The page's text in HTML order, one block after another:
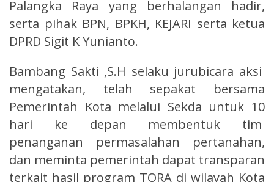
Palangka Raya yang berhalangan hadir,
serta pihak BPN, BPKH, KEJARI serta ketua
DPRD Sigit K Yunianto.
Bambang Sakti ,S.H selaku jurubicara aksi
mengatakan, telah sepakat bersama
Pemerintah Kota melalui Sekda untuk 10
hari ke depan membentuk tim
penanganan permasalahan pertanahan,
dan meminta pemerintah dapat transparan
terkait hasil program TORA di wilayah Kota